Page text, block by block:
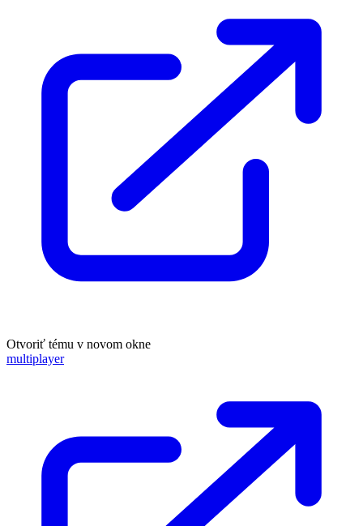
Otvoriť tému v novom okne
multiplayer